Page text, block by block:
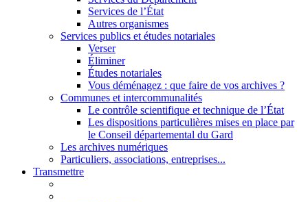
Services de l’État
Autres organismes
Services publics et études notariales
Verser
Éliminer
Études notariales
Vous déménagez : que faire de vos archives ?
Communes et intercommunalités
Le contrôle scientifique et technique de l’État
Les dispositions particulières mises en place par
le Conseil départemental du Gard
Les archives numériques
Particuliers, associations, entreprises...
Transmettre